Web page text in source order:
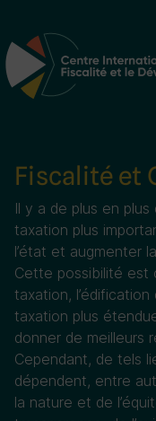
Navigation
Fiscalité et
Il y a de plus en plus
taxation plus
l’état et augmenter
Cette possibilité est
taxation,
taxation plus
donner de meilleurs
Cependant, de tels
dépendent, entre
la nature et de